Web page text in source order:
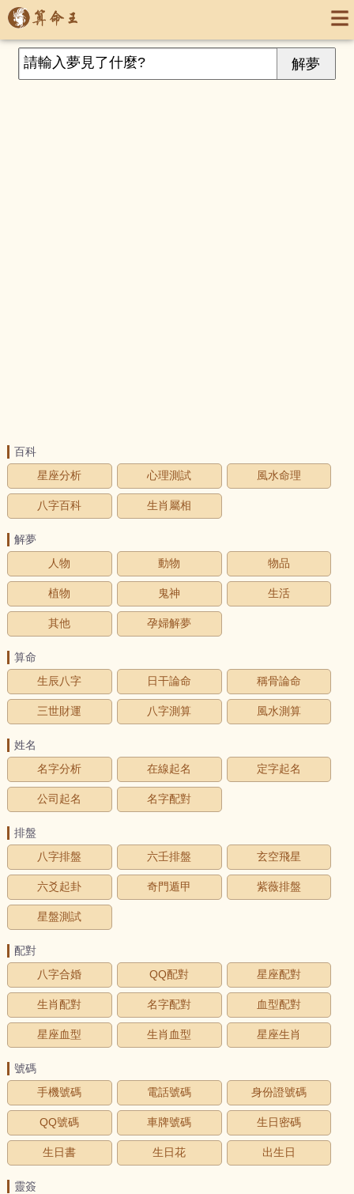
百科
星座分析
心理測試 風水命理
八字百科 生肖屬相
解夢
人物
動物 物品
植物 鬼神 生活
其他 孕婦解夢
算命
生辰八字
日干論命 稱骨論命
三世財運 八字測算 風水測算
姓名
名字分析
在線起名 定字起名
公司起名 名字配對
排盤
八字排盤
六壬排盤 玄空飛星
六爻起卦 奇門遁甲 紫薇排盤
星盤測試
配對
八字合婚
QQ配對 星座配對
生肖配對 名字配對 血型配對
星座血型 生肖血型 星座生肖
號碼
手機號碼
電話號碼 身份證號碼
QQ號碼 車牌號碼 生日密碼
生日書 生日花 出生日
靈簽